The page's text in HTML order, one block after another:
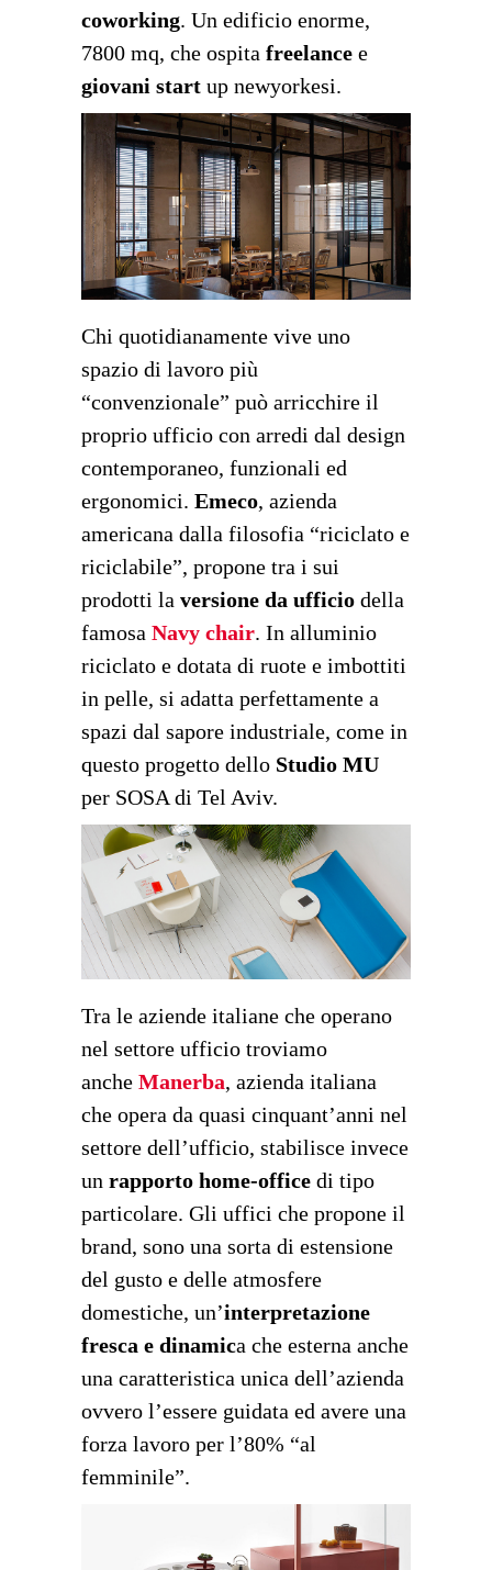
coworking. Un edificio enorme,
7800 mq, che ospita freelance e
giovani start up newyorkesi.
Chi quotidianamente vive uno
spazio di lavoro più
“convenzionale” può arricchire il
proprio ufficio con arredi dal design
contemporaneo, funzionali ed
ergonomici. Emeco, azienda
americana dalla filosofia “riciclato e
riciclabile”, propone tra i sui
prodotti la versione da ufficio della
famosa Navy chair. In alluminio
riciclato e dotata di ruote e imbottiti
in pelle, si adatta perfettamente a
spazi dal sapore industriale, come in
questo progetto dello Studio MU
per SOSA di Tel Aviv.
Tra le aziende italiane che operano
nel settore ufficio troviamo
anche Manerba, azienda italiana
che opera da quasi cinquant’anni nel
settore dell’ufficio, stabilisce invece
un rapporto home-office di tipo
particolare. Gli uffici che propone il
brand, sono una sorta di estensione
del gusto e delle atmosfere
domestiche, un’interpretazione
fresca e dinamica che esterna anche
una caratteristica unica dell’azienda
ovvero l’essere guidata ed avere una
forza lavoro per l’80% “al
femminile”.